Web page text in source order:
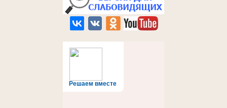
Решаем вместе